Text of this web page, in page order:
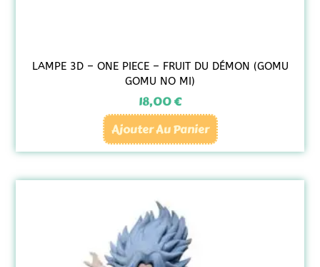
LAMPE 3D – ONE PIECE – FRUIT DU DÉMON (GOMU
GOMU NO MI)
18,00€
Ajouter Au Panier